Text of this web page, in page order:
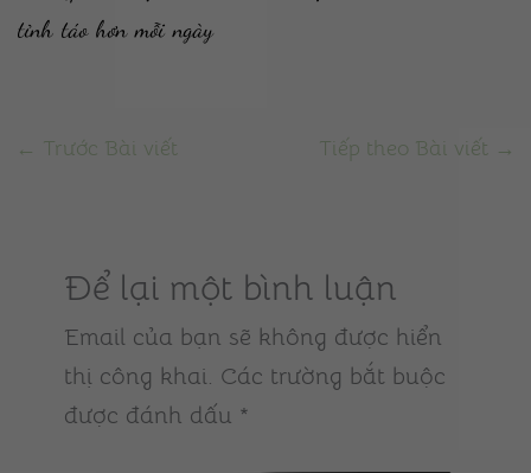
tỉnh táo hơn mỗi ngày
← Trước Bài viết Tiếp theo Bài viết →
Để lại một bình luận
Email của bạn sẽ không được hiển
thị công khai. Các trường bắt buộc
được đánh dấu *